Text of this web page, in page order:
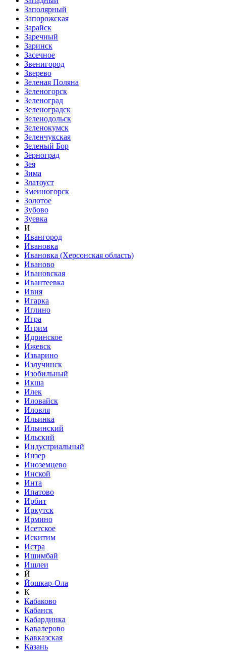
Заполярный
Запорожская
Зарайск
Заречный
Заринск
Засечное
Звенигород
Зверево
Зеленая Поляна
Зеленогорск
Зеленоград
Зеленоградск
Зеленодольск
Зеленокумск
Зеленчукская
Зеленый Бор
Зерноград
Зея
Зима
Златоуст
Змеиногорск
Золотое
Зубово
Зуевка
И
Ивангород
Ивановка
Ивановка (Херсонская область)
Иваново
Ивановская
Ивантеевка
Ивня
Игарка
Иглино
Игра
Игрим
Идринское
Ижевск
Изварино
Излучинск
Изобильный
Икша
Илек
Иловайск
Иловля
Ильинка
Ильинский
Ильский
Индустриальный
Инзер
Иноземцево
Инской
Инта
Ипатово
Ирбит
Иркутск
Ирмино
Исетское
Искитим
Истра
Ишимбай
Ишлеи
Й
Йошкар-Ола
К
Кабаково
Кабанск
Кабардинка
Кавалерово
Кавказская
Казань